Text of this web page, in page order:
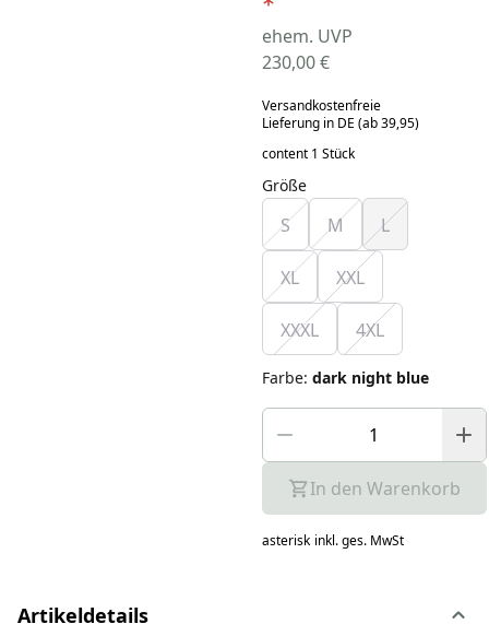
ehem. UVP
230,00 €
Versandkostenfreie
Lieferung in DE (ab 39,95)
content 1 Stück
Größe
S M L
XL XXL
XXXL 4XL
Farbe: dark night blue
In den Warenkorb
asterisk inkl. ges. MwSt
Artikeldetails